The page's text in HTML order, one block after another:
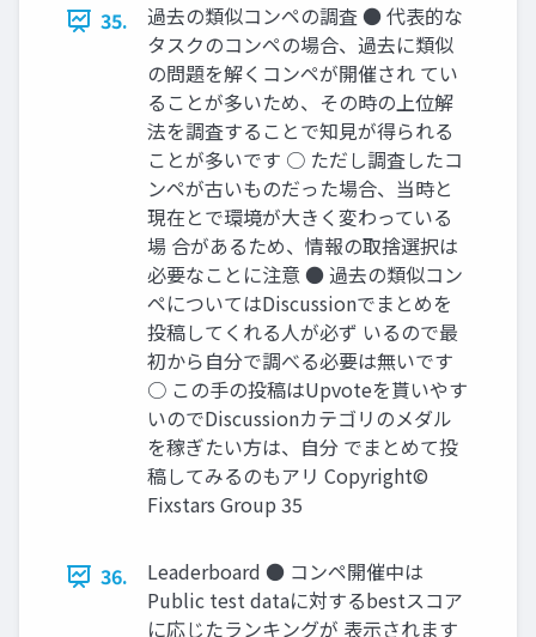
35.
過去の類似コンペの調査 ● 代表的な
タスクのコンペの場合、過去に類似
の問題を解くコンペが開催され てい
ることが多いため、その時の上位解
法を調査することで知見が得られる
ことが多いです ○ ただし調査したコ
ンペが古いものだった場合、当時と
現在とで環境が大きく変わっている
場 合があるため、情報の取捨選択は
必要なことに注意 ● 過去の類似コン
ペについてはDiscussionでまとめを
投稿してくれる人が必ず いるので最
初から自分で調べる必要は無いです
○ この手の投稿はUpvoteを貰いやす
いのでDiscussionカテゴリのメダル
を稼ぎたい方は、自分 でまとめて投
稿してみるのもアリ Copyright©
Fixstars Group 35
36.
Leaderboard ● コンペ開催中は
Public test dataに対するbestスコア
に応じたランキングが 表示されます